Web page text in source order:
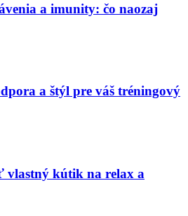
a imunity: čo naozaj
a štýl pre váš tréningový
vlastný kútik na relax a